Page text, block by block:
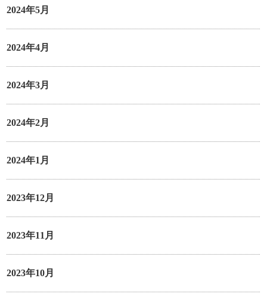
2024年5月
2024年4月
2024年3月
2024年2月
2024年1月
2023年12月
2023年11月
2023年10月